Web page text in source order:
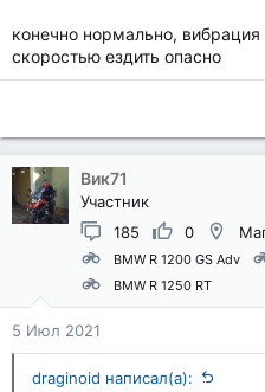
конечно нормально, вибрация
скоростью ездить опасно
Вик71
Участник
185
0
BMW R 1200 GS Adv
BMW R 1250 RT
5 Июл 2021
draginoid написал(а):